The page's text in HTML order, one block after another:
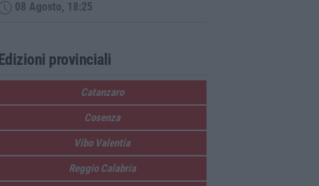
08 Agosto, 18:25
Edizioni provinciali
Catanzaro
Cosenza
Vibo Valentia
Reggio Calabria